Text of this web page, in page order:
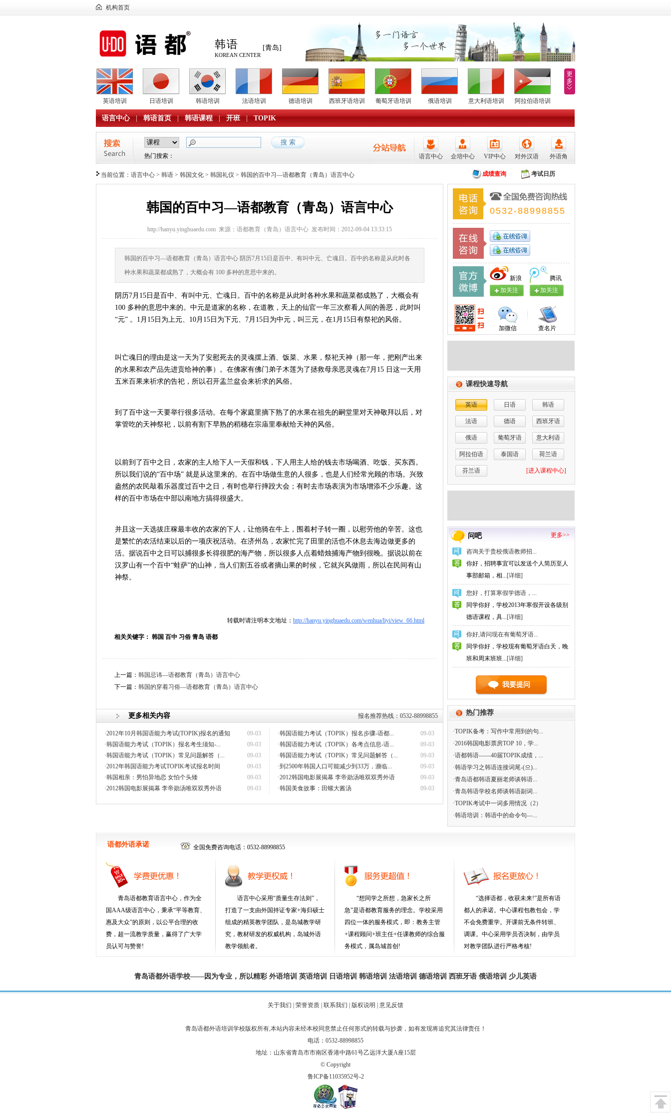
机构首页
韩语
KOREAN CENTER
[青岛]
英语培训 日语培训 韩语培训 法语培训 德语培训 西班牙语培训 葡萄牙语培训 俄语培训 意大利语培训 阿拉伯语培训
更
多
语言中心 | 韩语首页 | 韩语课程 | 开班 | TOPIK
热门搜索： 语言中心 企培中心 VIP中心 对外汉语 外语角
当前位置： 语言中心 > 韩语 > 韩国文化 > 韩国礼仪 > 韩国的百中习—语都教育（青岛）语言中心 成绩查询 考试日历
韩国的百中习—语都教育（青岛）语言中心
http://hanyu.yinghuaedu.com 来源：语都教育（青岛）语言中心 发布时间：2012-09-04 13:33:15
韩国的百中习—语都教育（青岛）语言中心 阴历7月15日是百中、有叫中元、亡魂日。百中的名称是从此时各
种水果和蔬菜都成熟了，大概会有 100 多种的意思中来的。
阴历7月15日是百中、有叫中元、亡魂日。百中的名称是从此时各种水果和蔬菜都成熟了，大概会有
100 多种的意思中来的。中元是道家的名称，在道教，天上的仙官一年三次察看人间的善恶，此时叫
“元” 。1月15日为上元、10月15日为下元、7月15日为中元，叫三元，在1月15日有祭祀的风俗。
叫亡魂日的理由是这一天为了安慰死去的灵魂摆上酒、饭菜、水果，祭祀天神（那一年，把刚产出来
的水果和农产品先进贡给神的事）。在佛家有佛门弟子木莲为了拯救母亲恶灵魂在7月15 日这一天用
五米百果来祈求的告祀，所以召开盂兰盆会来祈求的风俗。
到了百中这一天要举行很多活动。在每个家庭里摘下熟了的水果在祖先的嗣堂里对天神敬拜以后，对
掌管吃的天神祭祀，以前有割下早熟的稻穗在宗庙里奉献给天神的风俗。
以前到了百中之日，农家的主人给下人一天假和钱，下人用主人给的钱去市场喝酒、吃饭、买东西。
所以我们说的“百中场” 就是从这里来的。在百中场做生意的人很多，也是人们经常光顾的市场。兴致
盎然的农民敲着乐器度过百中之日，有时也举行摔跤大会；有时去市场表演为市场增添不少乐趣。这
样的百中市场在中部以南地方搞得很盛大。
并且这一天选拔庄稼最丰收的农家的下人，让他骑在牛上，围着村子转一圈，以慰劳他的辛苦。这也
是繁忙的农活结束以后的一项庆祝活动。在济州岛，农家忙完了田里的活也不休息去海边做更多的
活。据说百中之日可以捕很多长得很肥的海产物，所以很多人点着蜡烛捕海产物到很晚。据说以前在
汉罗山有一个百中“蛙萨”的山神，当人们割五谷或者摘山果的时候，它就兴风做雨，所以在民间有山
神祭。
转载时请注明本文地址： http://hanyu.yinghuaedu.com/wenhua/liyi/view_66.html
相关关键字： 韩国 百中 习俗 青岛 语都
上一篇： 韩国忌讳—语都教育（青岛）语言中心
下一篇： 韩国的穿着习俗—语都教育（青岛）语言中心
更多相关内容 报名推荐热线：0532-88998855
·2012年10月韩国语能力考试(TOPIK)报名的通知 09-03 ·韩国语能力考试（TOPIK）报名步骤-语都...
09-03
·韩国语能力考试（TOPIK）报名考生须知-...
09-03 ·韩国语能力考试（TOPIK）各考点信息-语...
09-03
·韩国语能力考试（TOPIK）常见问题解答（...
09-03 ·韩国语能力考试（TOPIK）常见问题解答（...
09-03
·2012年韩国语能力考试TOPIK考试报名时间
09-03 ·到2500年韩国人口可能减少到33万，濒临...
09-03
·韩国相亲：男怕异地恋 女怕个头矮
09-03 ·2012韩国电影展揭幕 李帝勋汤唯双双秀外语
09-03
·2012韩国电影展揭幕 李帝勋汤唯双双秀外语
09-03 ·韩国美食故事：田螺大酱汤 09-03
0532-88998855
腾讯
加关注
新浪
加关注
加微信 查名片
课程快速导航
英语 日语 韩语
法语 德语 西班牙语
俄语 葡萄牙语 意大利语
阿拉伯语 泰国语 荷兰语
芬兰语 [进入课程中心]
问吧 更多>>
咨询关于贵校俄语教师招...
你好，招聘事宜可以发送个人简历至人
事部邮箱，相...[详细]
您好，打算寒假学德语，...
同学你好，学校2013年寒假开设各级别
德语课程，具...[详细]
你好,请问现在有葡萄牙语...
同学你好，学校现有葡萄牙语白天，晚
班和周末班班...[详细]
我要提问
热门推荐
·TOPIK备考：写作中常用到的句...
·2016韩国电影票房TOP 10，学...
·语都韩语——40届TOPIK成绩，...
·韩语学习之韩语连接词尾-(으)...
·青岛语都韩语夏丽老师谈韩语...
·青岛韩语学校名师谈韩语副词...
·TOPIK考试中一词多用情况（2）
·韩语培训：韩语中的命令句—...
语都外语承诺 全国免费咨询电话：0532-88998855
青岛语都教育语言中心，作为全
国AAA级语言中心，秉承“平等教育、
惠及大众”的原则，以公平合理的收
费，超一流教学质量，赢得了广大学
员认可与赞誉!
语言中心采用“质量生存法则”，
打造了一支由外国持证专家+海归硕士
组成的精英教学团队，是岛城教学研
究，教材研发的权威机构，岛城外语
教学领航者。
“想同学之所想，急家长之所
急”是语都教育服务的理念。学校采用
四位一体的服务模式，即：教务主管
+课程顾问+班主任+任课教师的综合服
务模式，属岛城首创!
“选择语都，收获未来!”是所有语
都人的承诺。中心课程包教包会，学
不会免费重学。开课前无条件转班、
调课。中心采用学员否决制，由学员
对教学团队进行严格考核!
青岛语都外语学校——因为专业，所以精彩 外语培训 英语培训 日语培训 韩语培训 法语培训 德语培训 西班牙语 俄语培训 少儿英语
关于我们 荣誉资质 联系我们 版权说明 意见反馈
青岛语都外语培训学校版权所有,本站内容未经本校同意禁止任何形式的转载与抄袭，如有发现将追究其法律责任！
电话：0532-88998855
地址：山东省青岛市市南区香港中路61号乙远洋大厦A座15层
© Copyright
鲁ICP备11035952号-2